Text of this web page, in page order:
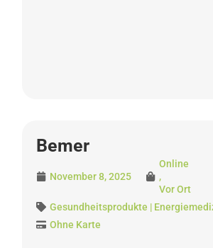
Bemer
November 8, 2025
Online
,
Vor Ort
Gesundheitsprodukte |
Ohne Karte